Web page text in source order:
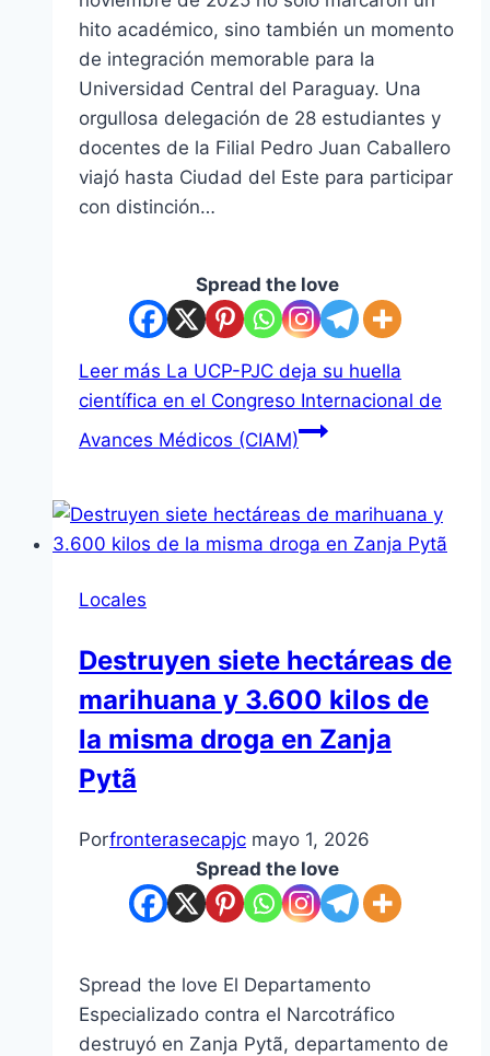
hito académico, sino también un momento
de integración memorable para la
Universidad Central del Paraguay. Una
orgullosa delegación de 28 estudiantes y
docentes de la Filial Pedro Juan Caballero
viajó hasta Ciudad del Este para participar
con distinción…
Spread the love
Leer más La UCP-PJC deja su huella
científica en el Congreso Internacional de
Avances Médicos (CIAM)
Locales
Destruyen siete hectáreas de
marihuana y 3.600 kilos de
la misma droga en Zanja
Pytã
Porfronterasecapjc mayo 1, 2026
Spread the love
Spread the love El Departamento
Especializado contra el Narcotráfico
destruyó en Zanja Pytã, departamento de